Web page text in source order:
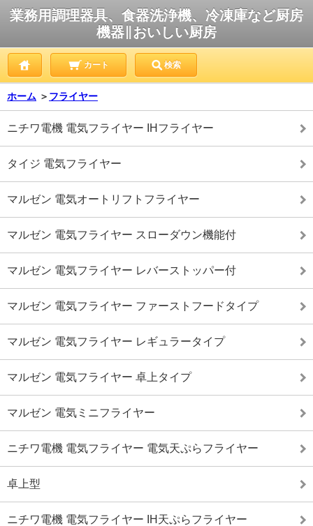
業務用調理器具、食器洗浄機、冷凍庫など厨房
機器∥おいしい厨房
カート 検索
ホーム ＞ フライヤー
ニチワ電機 電気フライヤー IHフライヤー
タイジ 電気フライヤー
マルゼン 電気オートリフトフライヤー
マルゼン 電気フライヤー スローダウン機能付
マルゼン 電気フライヤー レバーストッパー付
マルゼン 電気フライヤー ファーストフードタイプ
マルゼン 電気フライヤー レギュラータイプ
マルゼン 電気フライヤー 卓上タイプ
マルゼン 電気ミニフライヤー
ニチワ電機 電気フライヤー 電気天ぷらフライヤー
卓上型
ニチワ電機 電気フライヤー IH天ぷらフライヤー